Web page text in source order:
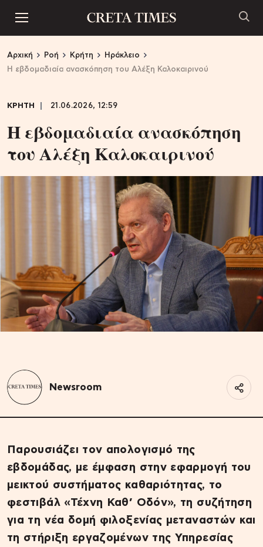
Αρχική Ροή Κρήτη
Ηράκλειο
Η εβδομαδιαία ανασκόπηση του Αλέξη Καλοκαιρινού
ΚΡΗΤΗ 21.06.2026, 12:59
Η εβδομαδιαία ανασκόπηση
του Αλέξη Καλοκαιρινού
Newsroom
Παρουσιάζει τον απολογισμό της
εβδομάδας, με έμφαση στην εφαρμογή του
μεικτού συστήματος καθαριότητας, το
φεστιβάλ «Τέχνη Καθ’ Οδόν», τη συζήτηση
για τη νέα δομή φιλοξενίας μεταναστών και
τη στήριξη εργαζομένων της Υπηρεσίας